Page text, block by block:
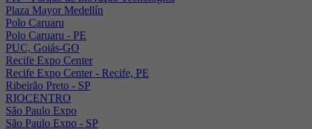
Plaza Mayor Medellín
Polo Caruaru
Polo Caruaru - PE
PUC, Goiás-GO
Recife Expo Center
Recife Expo Center - Recife, PE
Ribeirão Preto - SP
RIOCENTRO
São Paulo Expo
São Paulo Expo - SP